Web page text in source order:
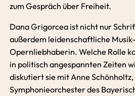
zum Gespräch über Freiheit.
Dana Grigorcea ist nicht nur
außerdem leidenschaftliche
Opernliebhaberin. Welche Rolle
in politisch angespannten Zeiten
diskutiert sie mit Anne
Symphonieorchester des